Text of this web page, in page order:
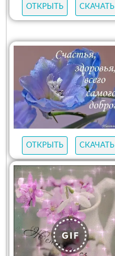
ОТКРЫТЬ СКАЧАТЬ
ОТКРЫТЬ СКАЧАТЬ